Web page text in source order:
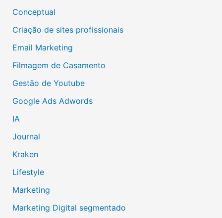
Conceptual
Criação de sites profissionais
Email Marketing
Filmagem de Casamento
Gestão de Youtube
Google Ads Adwords
IA
Journal
Kraken
Lifestyle
Marketing
Marketing Digital segmentado